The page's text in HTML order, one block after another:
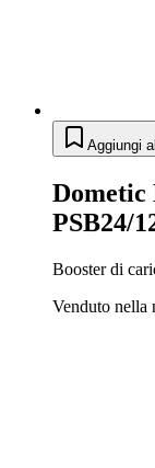
Aggiungi
Dometic
PSB24/
Booster di
Venduto nella